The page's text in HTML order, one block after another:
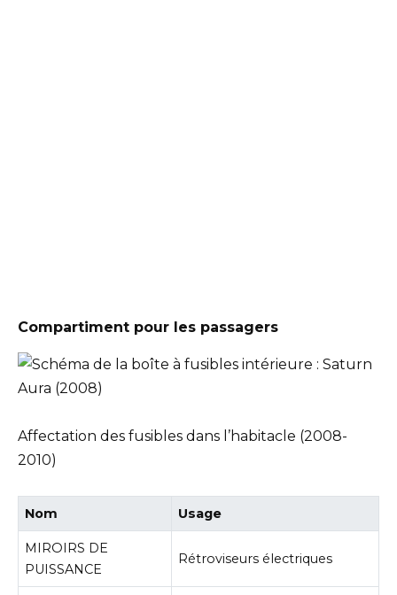
Compartiment pour les passagers
Affectation des fusibles dans l’habitacle (2008-
2010)
Nom Usage
MIROIRS DE
PUISSANCE
Rétroviseurs électriques